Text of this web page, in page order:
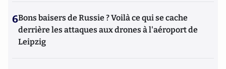
6Bons baisers de Russie ? Voilà ce qui se cache
derrière les attaques aux drones à l'aéroport de
Leipzig